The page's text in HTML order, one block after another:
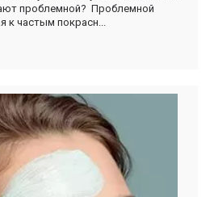
проблемной? Проблемной
к частым покрасн...